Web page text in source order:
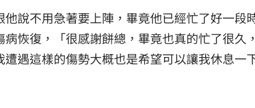
他說不用急著要上陣，畢竟他已經忙了好一段
恢復，「很感謝餅總，畢竟也真的忙了很久
遇這樣的傷勢大概也是希望可以讓我休息一